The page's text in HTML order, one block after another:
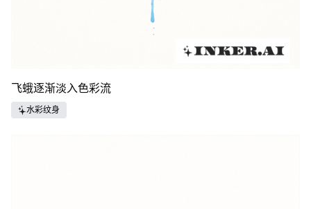
飞蛾逐渐淡入色彩流
水彩纹身